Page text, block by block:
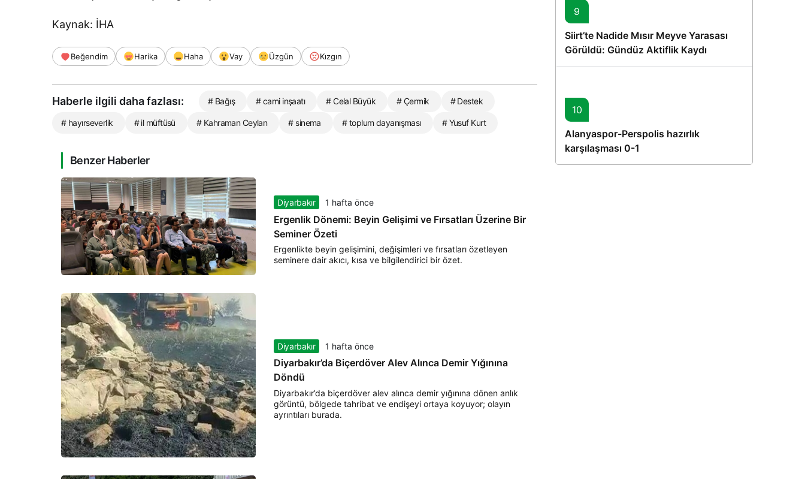
Kaynak: İHA
Beğendim Harika Haha Vay Üzgün Kızgın
Haberle ilgili daha fazlası: # Bağış # cami inşaatı # Celal Büyük # Çermik # Destek
# hayırseverlik # il müftüsü # Kahraman Ceylan # sinema # toplum dayanışması # Yusuf Kurt
Benzer Haberler
Diyarbakır 1 hafta önce
Ergenlik Dönemi: Beyin Gelişimi ve Fırsatları Üzerine Bir
Seminer Özeti
Ergenlikte beyin gelişimini, değişimleri ve fırsatları özetleyen
seminere dair akıcı, kısa ve bilgilendirici bir özet.
Diyarbakır 1 hafta önce
Diyarbakır’da Biçerdöver Alev Alınca Demir Yığınına
Döndü
Diyarbakır’da biçerdöver alev alınca demir yığınına dönen anlık
görüntü, bölgede tahribat ve endişeyi ortaya koyuyor; olayın
ayrıntıları burada.
9
Siirt’te Nadide Mısır Meyve Yarasası
Görüldü: Gündüz Aktiflik Kaydı
10
Alanyaspor-Perspolis hazırlık
karşılaşması 0-1